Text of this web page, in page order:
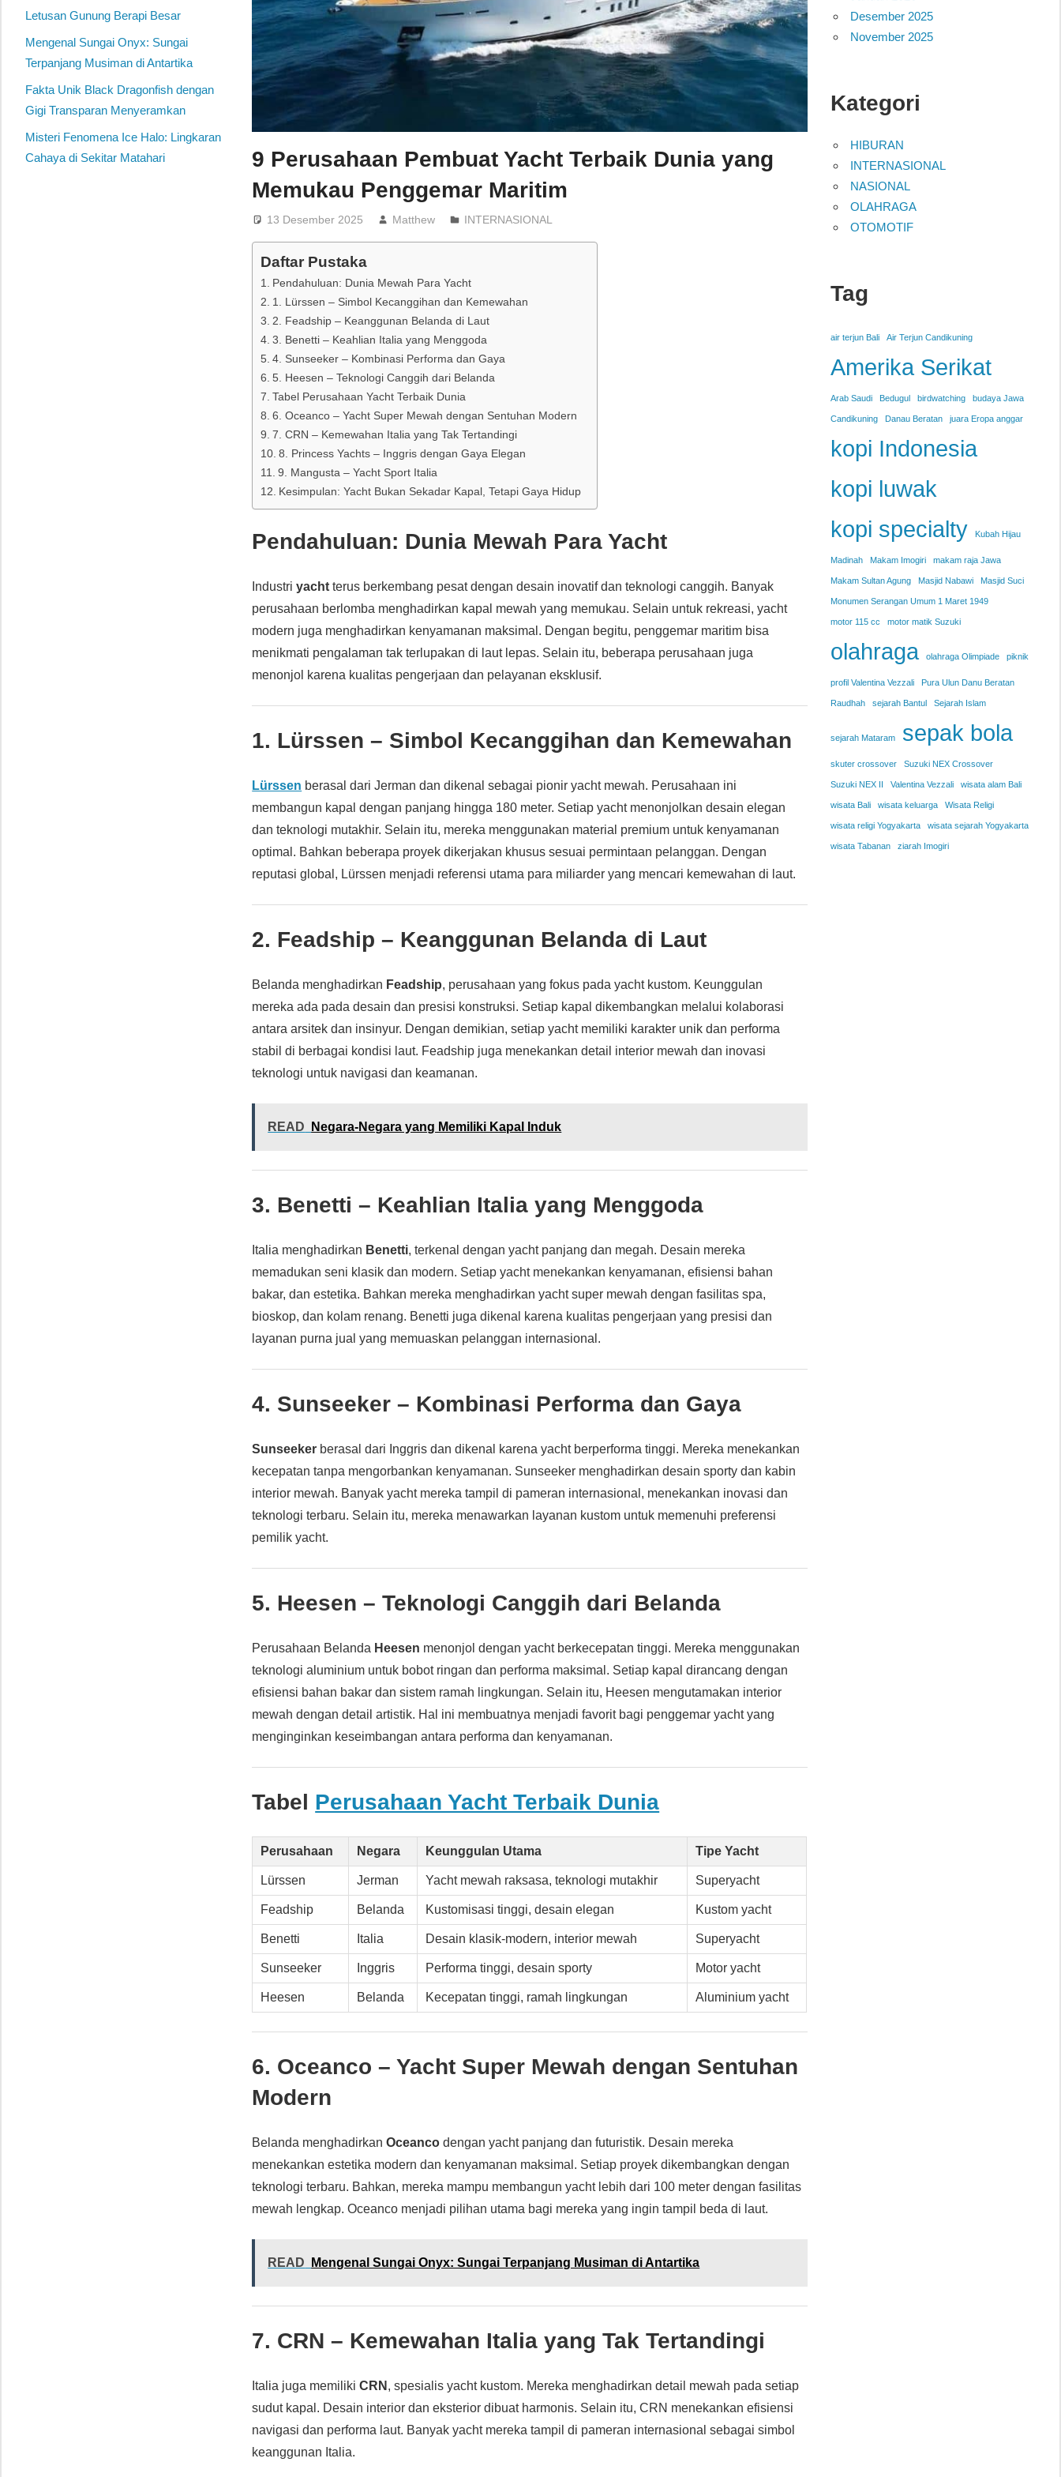
9 Perusahaan Pembuat Yacht Terbaik Dunia yang
Memukau Penggemar Maritim
13 Desember 2025 Matthew INTERNASIONAL
Daftar Pustaka
Pendahuluan: Dunia Mewah Para Yacht
1. Lürssen – Simbol Kecanggihan dan Kemewahan
2. Feadship – Keanggunan Belanda di Laut
3. Benetti – Keahlian Italia yang Menggoda
4. Sunseeker – Kombinasi Performa dan Gaya
5. Heesen – Teknologi Canggih dari Belanda
Tabel Perusahaan Yacht Terbaik Dunia
6. Oceanco – Yacht Super Mewah dengan Sentuhan Modern
7. CRN – Kemewahan Italia yang Tak Tertandingi
8. Princess Yachts – Inggris dengan Gaya Elegan
9. Mangusta – Yacht Sport Italia
Kesimpulan: Yacht Bukan Sekadar Kapal, Tetapi Gaya Hidup
Pendahuluan: Dunia Mewah Para Yacht
Industriyacht terus berkembang pesat dengan desain inovatif dan teknologi canggih. Banyak
perusahaan berlomba menghadirkan kapal mewah yang memukau. Selain untuk rekreasi, yacht
modern juga menghadirkan kenyamanan maksimal. Dengan begitu, penggemar maritim bisa
menikmati pengalaman tak terlupakan di laut lepas. Selain itu, beberapa perusahaan juga
menonjol karena kualitas pengerjaan dan pelayanan eksklusif.
1. Lürssen – Simbol Kecanggihan dan Kemewahan
Lürssen berasal dari Jerman dan dikenal sebagai pionir yacht mewah. Perusahaan ini
membangun kapal dengan panjang hingga 180 meter. Setiap yacht menonjolkan desain elegan
dan teknologi mutakhir. Selain itu, mereka menggunakan material premium untuk kenyamanan
optimal. Bahkan beberapa proyek dikerjakan khusus sesuai permintaan pelanggan. Dengan
reputasi global, Lürssen menjadi referensi utama para miliarder yang mencari kemewahan di laut.
2. Feadship – Keanggunan Belanda di Laut
Belanda menghadirkan Feadship, perusahaan yang fokus pada yacht kustom. Keunggulan
mereka ada pada desain dan presisi konstruksi. Setiap kapal dikembangkan melalui kolaborasi
antara arsitek dan insinyur. Dengan demikian, setiap yacht memiliki karakter unik dan performa
stabil di berbagai kondisi laut. Feadship juga menekankan detail interior mewah dan inovasi
teknologi untuk navigasi dan keamanan.
READ Negara-Negara yang Memiliki Kapal Induk
3. Benetti – Keahlian Italia yang Menggoda
Italia menghadirkan Benetti, terkenal dengan yacht panjang dan megah. Desain mereka
memadukan seni klasik dan modern. Setiap yacht menekankan kenyamanan, efisiensi bahan
bakar, dan estetika. Bahkan mereka menghadirkan yacht super mewah dengan fasilitas spa,
bioskop, dan kolam renang. Benetti juga dikenal karena kualitas pengerjaan yang presisi dan
layanan purna jual yang memuaskan pelanggan internasional.
4. Sunseeker – Kombinasi Performa dan Gaya
Sunseeker berasal dari Inggris dan dikenal karena yacht berperforma tinggi. Mereka menekankan
kecepatan tanpa mengorbankan kenyamanan. Sunseeker menghadirkan desain sporty dan kabin
interior mewah. Banyak yacht mereka tampil di pameran internasional, menekankan inovasi dan
teknologi terbaru. Selain itu, mereka menawarkan layanan kustom untuk memenuhi preferensi
pemilik yacht.
5. Heesen – Teknologi Canggih dari Belanda
Perusahaan Belanda Heesen menonjol dengan yacht berkecepatan tinggi. Mereka menggunakan
teknologi aluminium untuk bobot ringan dan performa maksimal. Setiap kapal dirancang dengan
efisiensi bahan bakar dan sistem ramah lingkungan. Selain itu, Heesen mengutamakan interior
mewah dengan detail artistik. Hal ini membuatnya menjadi favorit bagi penggemar yacht yang
menginginkan keseimbangan antara performa dan kenyamanan.
Tabel Perusahaan Yacht Terbaik Dunia
Perusahaan Negara Keunggulan Utama Tipe Yacht
Lürssen Jerman Yacht mewah raksasa, teknologi mutakhir Superyacht
Feadship Belanda Kustomisasi tinggi, desain elegan Kustom yacht
Benetti Italia Desain klasik-modern, interior mewah Superyacht
Sunseeker Inggris Performa tinggi, desain sporty Motor yacht
Heesen Belanda Kecepatan tinggi, ramah lingkungan Aluminium yacht
6. Oceanco – Yacht Super Mewah dengan Sentuhan
Modern
Belanda menghadirkanOceanco dengan yacht panjang dan futuristik. Desain mereka
menekankan estetika modern dan kenyamanan maksimal. Setiap proyek dikembangkan dengan
teknologi terbaru. Bahkan, mereka mampu membangun yacht lebih dari 100 meter dengan fasilitas
mewah lengkap. Oceanco menjadi pilihan utama bagi mereka yang ingin tampil beda di laut.
READ Mengenal Sungai Onyx: Sungai Terpanjang Musiman di Antartika
7. CRN – Kemewahan Italia yang Tak Tertandingi
Italia juga memilikiCRN , spesialis yacht kustom. Mereka menghadirkan detail mewah pada setiap
sudut kapal. Desain interior dan eksterior dibuat harmonis. Selain itu, CRN menekankan efisiensi
navigasi dan performa laut. Banyak yacht mereka tampil di pameran internasional sebagai simbol
keanggunan Italia.
Letusan Gunung Berapi Besar
Mengenal Sungai Onyx: Sungai
Terpanjang Musiman di Antartika
Fakta Unik Black Dragonfish dengan
Gigi Transparan Menyeramkan
Misteri Fenomena Ice Halo: Lingkaran
Cahaya di Sekitar Matahari
Desember 2025
November 2025
Kategori
HIBURAN
INTERNASIONAL
NASIONAL
OLAHRAGA
OTOMOTIF
Tag
air terjun Bali Air Terjun Candikuning
Amerika Serikat
Arab Saudi Bedugul birdwatching budaya Jawa
Candikuning Danau Beratan juara Eropa anggar
kopi Indonesia
kopi luwak
kopi specialty
Kubah Hijau
Madinah Makam Imogiri makam raja Jawa
Makam Sultan Agung Masjid Nabawi Masjid Suci
Monumen Serangan Umum 1 Maret 1949
motor 115 cc motor matik Suzuki
olahraga olahraga Olimpiade piknik
profil Valentina Vezzali Pura Ulun Danu Beratan
Raudhah sejarah Bantul Sejarah Islam
sejarah Mataram sepak bola
skuter crossover Suzuki NEX Crossover
Suzuki NEX II Valentina Vezzali wisata alam Bali
wisata Bali wisata keluarga Wisata Religi
wisata religi Yogyakarta wisata sejarah Yogyakarta
wisata Tabanan ziarah Imogiri